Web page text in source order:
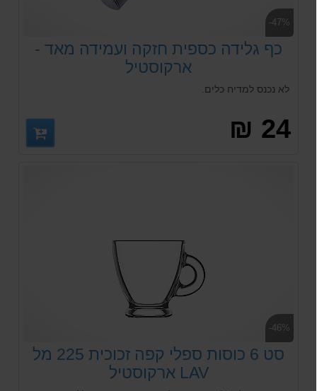
-47%
כף גלידה כספית חזקה ועמידה מאד -
ארקוסטיל
לא נכנס למדיח כלים.
24 ₪
-46%
סט 6 כוסות ספלי קפה זכוכית 225 מל
LAV ארקוסטיל